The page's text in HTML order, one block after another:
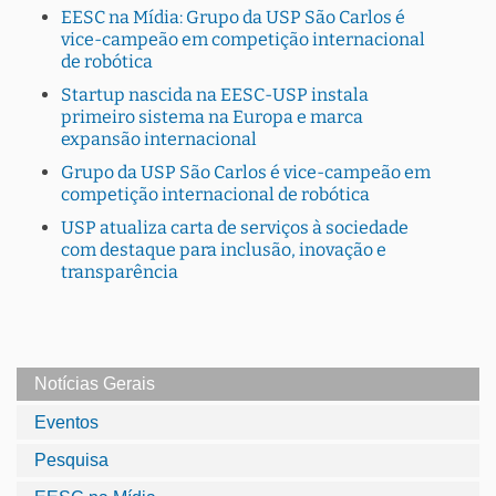
EESC na Mídia: Grupo da USP São Carlos é
vice-campeão em competição internacional
de robótica
Startup nascida na EESC-USP instala
primeiro sistema na Europa e marca
expansão internacional
Grupo da USP São Carlos é vice-campeão em
competição internacional de robótica
USP atualiza carta de serviços à sociedade
com destaque para inclusão, inovação e
transparência
Notícias Gerais
Eventos
Pesquisa